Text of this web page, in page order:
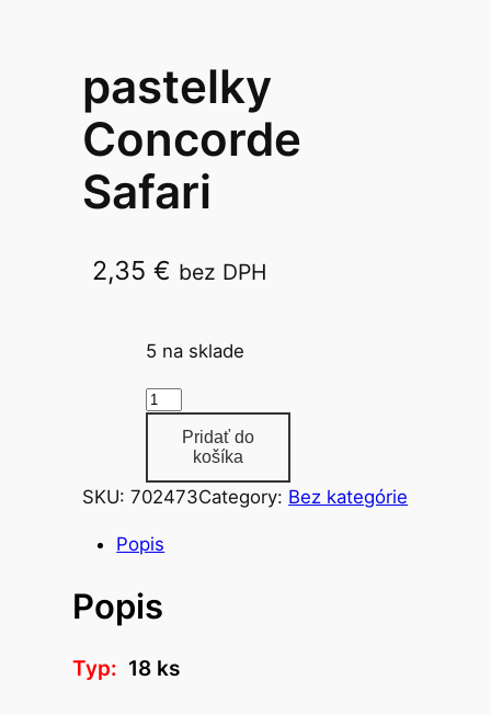
pastelky
Concorde
Safari
2,35€ bez DPH
5 na sklade
m
ž
s
t
o
p
s
Pridať do
košíka
SKU: 702473Category: Bez kategórie
Popis
Popis
Typ: 18 ks